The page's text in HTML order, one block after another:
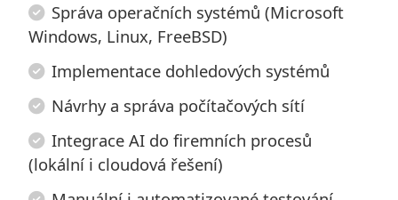
Správa operačních systémů (Microsoft
Windows, Linux, FreeBSD)
Implementace dohledových systémů
Návrhy a správa počítačových sítí
Integrace AI do firemních procesů
(lokální i cloudová řešení)